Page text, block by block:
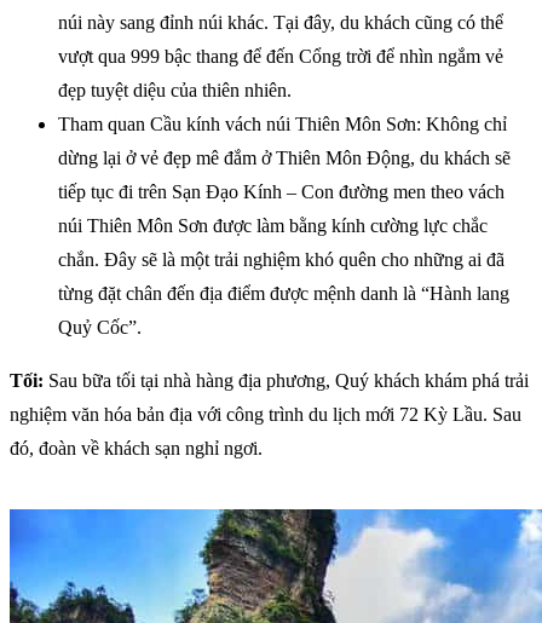
núi này sang đỉnh núi khác. Tại đây, du khách cũng có thể
vượt qua 999 bậc thang để đến Cổng trời để nhìn ngắm vẻ
đẹp tuyệt diệu của thiên nhiên.
Tham quan Cầu kính vách núi Thiên Môn Sơn: Không chỉ
dừng lại ở vẻ đẹp mê đắm ở Thiên Môn Động, du khách sẽ
tiếp tục đi trên Sạn Đạo Kính – Con đường men theo vách
núi Thiên Môn Sơn được làm bằng kính cường lực chắc
chắn. Đây sẽ là một trải nghiệm khó quên cho những ai đã
từng đặt chân đến địa điểm được mệnh danh là “Hành lang
Quỷ Cốc”.
Tối: Sau bữa tối tại nhà hàng địa phương, Quý khách khám phá trải
nghiệm văn hóa bản địa với công trình du lịch mới 72 Kỳ Lầu. Sau
đó, đoàn về khách sạn nghỉ ngơi.